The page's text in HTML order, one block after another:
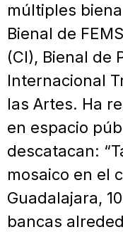
múltiples
Bienal de
(CI), Bienal de
Internacional
las Artes. Ha
en espacio
descatacan:
mosaico en el
Guadalajara,
bancas